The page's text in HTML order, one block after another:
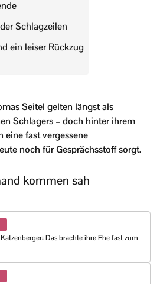
Schlagzeilen
ein leiser Rückzug
Seitel gelten längst als
Schlagers – doch hinter ihrem
eine fast vergessene
noch für Gesprächsstoff sorgt.
kommen sah
Das brachte ihre Ehe fast zum